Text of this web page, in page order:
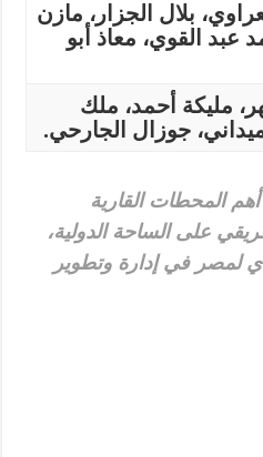
بلال الجزار، مازن
عبد القوي، معاذ أبو
مليكة أحمد، ملك
جوزال الجارحي.
المحطات القارية
على الساحة الدولية،
لمصر في إدارة وتطوير